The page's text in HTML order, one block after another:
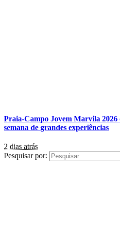
Praia-Campo Jovem Marvila 2026
semana de grandes experiências
2 dias atrás
Pesquisar por: